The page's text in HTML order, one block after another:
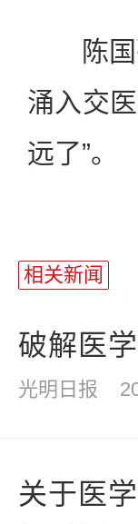
陈国强
涌入交
远了”。
相关新闻
破解医
光明日报
关于医